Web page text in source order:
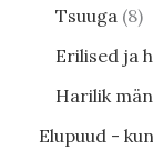
Tsuuga 8
Erilised ja
Harilik
Elupuud -